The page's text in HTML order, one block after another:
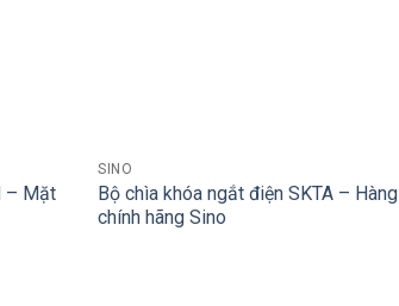
– Mặt
SINO
Bộ chìa khóa ngắt điện SKTA – Hàng
chính hãng Sino